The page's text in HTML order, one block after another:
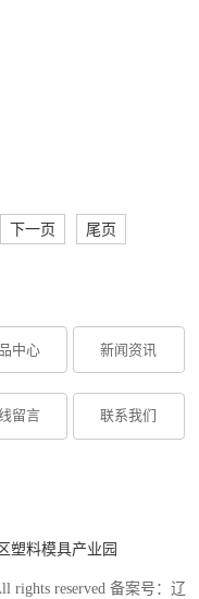
下一页 尾页
中心 新闻资讯
留言 联系我们
塑料模具产业园
reserved 备案号： 辽